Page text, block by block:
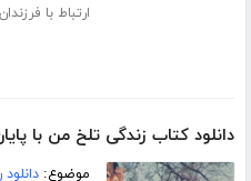
ارتباط با فرزندان
دانلود کتاب زندگی تلخ من با
موضوع: